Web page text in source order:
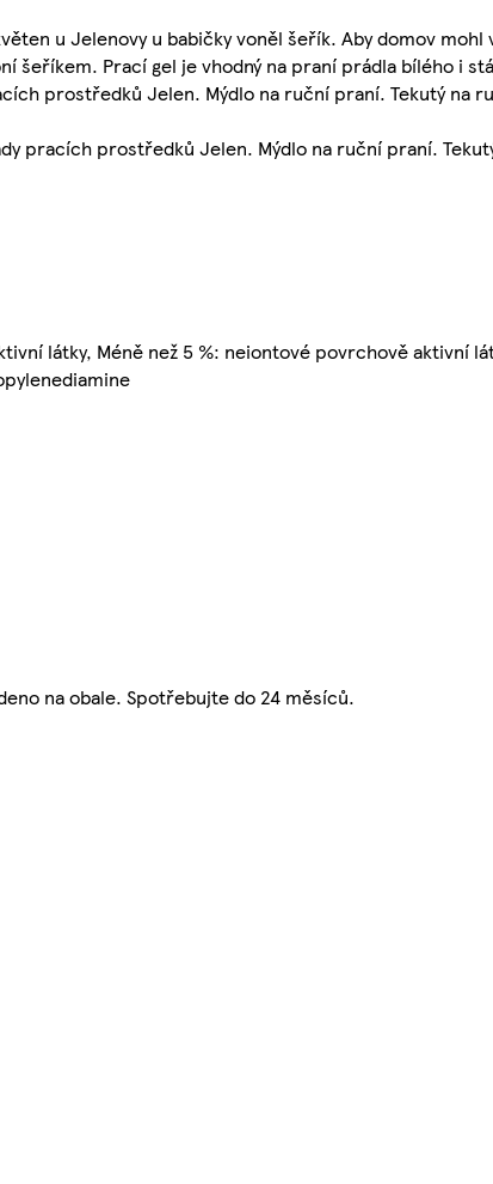
u Jelenovy u babičky voněl šeřík. Aby domov
Prací gel je vhodný na praní prádla bílého i
prostředků Jelen. Mýdlo na ruční praní. Tekutý na
pracích prostředků Jelen. Mýdlo na ruční praní.
látky, Méně než 5 %: neiontové povrchově aktivní
na obale. Spotřebujte do 24 měsíců.